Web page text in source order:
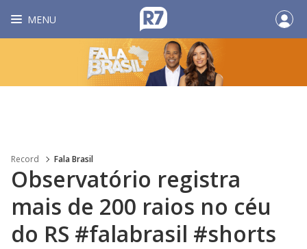
MENU
Record Fala Brasil
Observatório registra
mais de 200 raios no céu
do RS #falabrasil #shorts